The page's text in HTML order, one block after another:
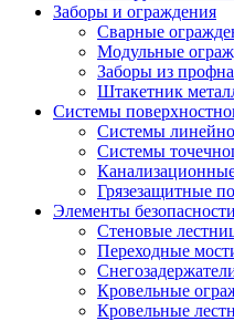
Заборы и ограждения
Сварные
Модульные
Заборы из
Штакетник
Системы
Системы
Системы
Грязезащитные
Элементы
Стеновые
Переходные
Кровельные
Кровельные